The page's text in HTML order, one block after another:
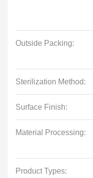
Outside Packing:
Sterilization Method:
Surface Finish:
Material Processing:
Product Types: